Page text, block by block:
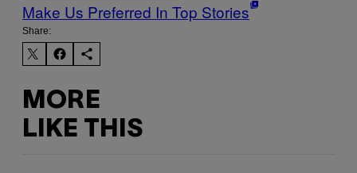
Make Us Preferred In Top Stories
Share:
MORE
LIKE THIS